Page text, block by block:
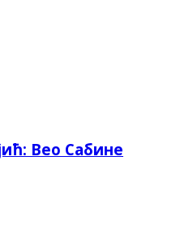
Вео Сабине